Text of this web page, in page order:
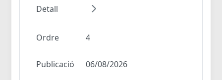
Detall
Ordre 4
Publicació 06/08/2026